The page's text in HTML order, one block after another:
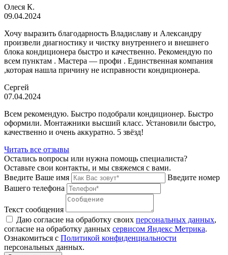
Олеся К.
09.04.2024
Хочу выразить благодарность Владиславу и Александру
произвели диагностику и чистку внутреннего и внешнего
блока кондиционера быстро и качественно. Рекомендую по
всем пунктам . Мастера — профи . Единственная компания
,которая нашла причину не исправности кондиционера.
Сергей
07.04.2024
Всем рекомендую. Быстро подобрали кондиционер. Быстро
оформили. Монтажники высший класс. Установили быстро,
качественно и очень аккуратно. 5 звёзд!
Читать все отзывы
Остались вопросы или нужна помощь специалиста?
Оставьте свои контакты, и мы свяжемся с вами.
Введите Ваше имя
Введите номер
Вашего телефона
Текст сообщения
Даю согласие на обработку своих персональных данных,
согласие на обработку данных сервисом Яндекс Метрика.
Ознакомиться с Политикой конфиденциальности
персональных данных.